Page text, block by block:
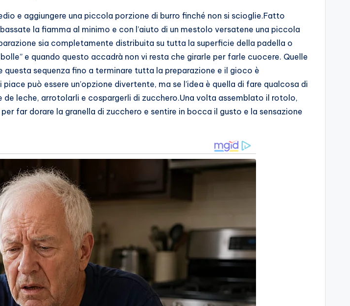
e aggiungere una piccola porzione di burro finché non si scioglie.Fatto
la fiamma al minimo e con l’aiuto di un mestolo versatene una piccola
sia completamente distribuita su tutta la superficie della padella o
e quando questo accadrà non vi resta che girarle per farle cuocere. Quelle
sequenza fino a terminare tutta la preparazione e il gioco è
può essere un’opzione divertente, ma se l’idea è quella di fare qualcosa di
leche, arrotolarli e cospargerli di zucchero.Una volta assemblato il rotolo,
far dorare la granella di zucchero e sentire in bocca il gusto e la sensazione